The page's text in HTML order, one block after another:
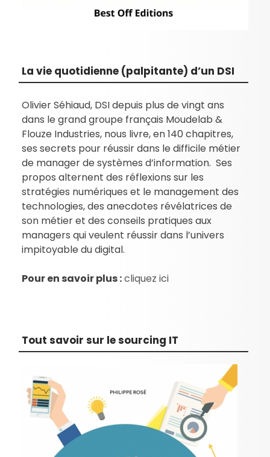
La vie quotidienne (palpitante) d’un DSI
Olivier Séhiaud, DSI depuis plus de vingt ans
dans le grand groupe français Moudelab &
Flouze Industries, nous livre, en 140 chapitres,
ses secrets pour réussir dans le difficile métier
de manager de systèmes d’information. Ses
propos alternent des réflexions sur les
stratégies numériques et le management des
technologies, des anecdotes révélatrices de
son métier et des conseils pratiques aux
managers qui veulent réussir dans l’univers
impitoyable du digital.
Pour en savoir plus :cliquez ici
Tout savoir sur le sourcing IT